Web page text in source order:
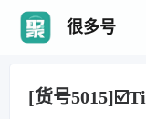
很多号
[货号